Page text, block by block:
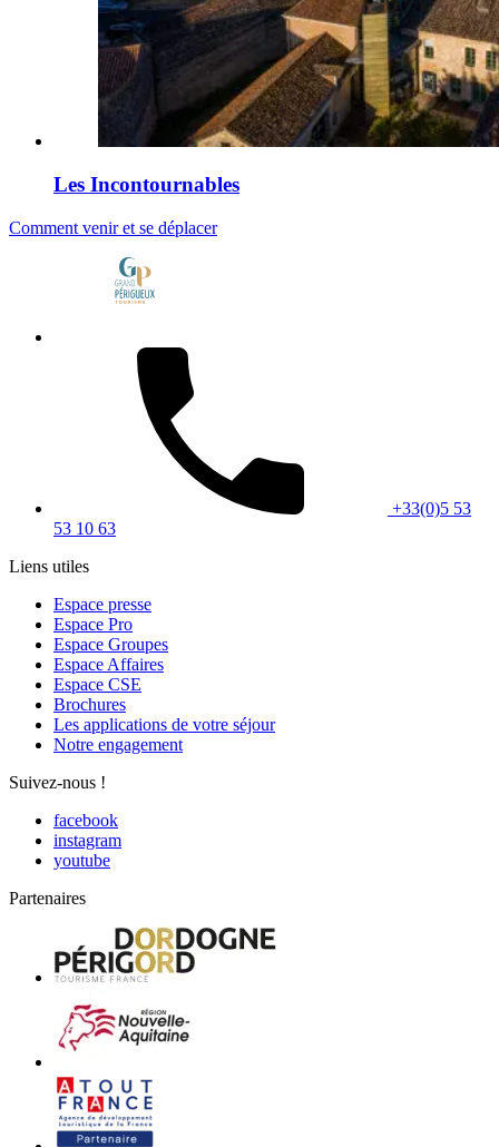
Les Incontournables
Comment venir et se déplacer
+33(0)5 53
53 10 63
Liens utiles
Espace presse
Espace Pro
Espace Groupes
Espace Affaires
Espace CSE
Brochures
Les applications de votre séjour
Notre engagement
Suivez-nous !
facebook
instagram
youtube
Partenaires